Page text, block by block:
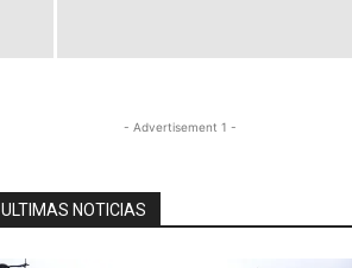
- Advertisement 1 -
ULTIMAS NOTICIAS